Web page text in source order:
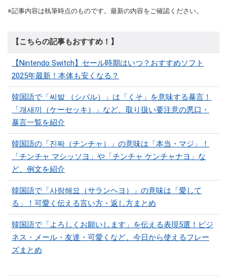
※記事内容は執筆時点のものです。最新の内容をご確認ください。
【こちらの記事もおすすめ！】
【Nintendo Switch】セール時期はいつ？おすすめソフト
2025年最新！本体も安くなる？
韓国語で「씨발 （シバル）」は「くそ」を意味する暴言！
「개새끼（ケーセッキ）」など、取り扱い要注意の悪口・
暴言一覧を紹介
韓国語の「진짜（チンチャ）」の意味は「本当・マジ」！
「チンチャ マシッソヨ」や「チンチャ ケンチャナヨ」な
ど、例文を紹介
韓国語で「사랑해요（サランヘヨ）」の意味は「愛して
る」！可愛く伝える言い方・返し方まとめ
韓国語で「よろしくお願いします」を伝える表現5選！ビジ
ネス・メール・友達・可愛くなど、今日から使えるフレー
ズまとめ